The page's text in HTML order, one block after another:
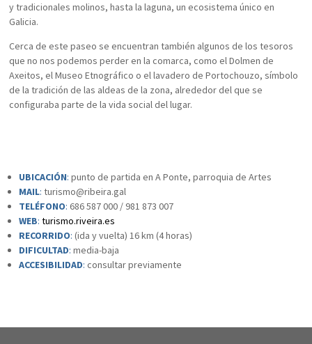
y tradicionales molinos, hasta la laguna, un ecosistema único en
Galicia.
Cerca de este paseo se encuentran también algunos de los tesoros
que no nos podemos perder en la comarca, como el Dolmen de
Axeitos, el Museo Etnográfico o el lavadero de Portochouzo, símbolo
de la tradición de las aldeas de la zona, alrededor del que se
configuraba parte de la vida social del lugar.
UBICACIÓN: punto de partida en A Ponte, parroquia de Artes
MAIL:turismo@ribeira.gal
TELÉFONO: 686 587 000 / 981 873 007
WEB: turismo.riveira.es
RECORRIDO: (ida y vuelta) 16 km (4 horas)
DIFICULTAD: media-baja
ACCESIBILIDAD: consultar previamente